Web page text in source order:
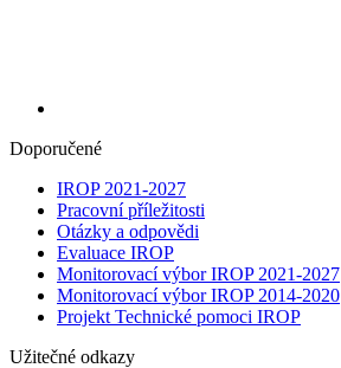
Doporučené
IROP 2021-2027
Pracovní příležitosti
Otázky a odpovědi
Evaluace IROP
Monitorovací výbor IROP 2021-2027
Monitorovací výbor IROP 2014-2020
Projekt Technické pomoci IROP
Užitečné odkazy